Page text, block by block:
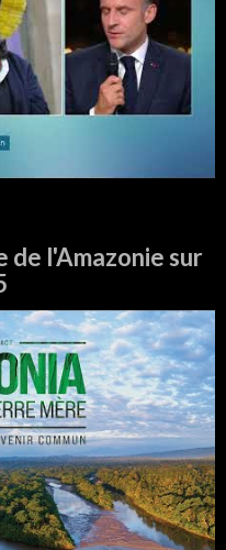
de l'Amazonie sur